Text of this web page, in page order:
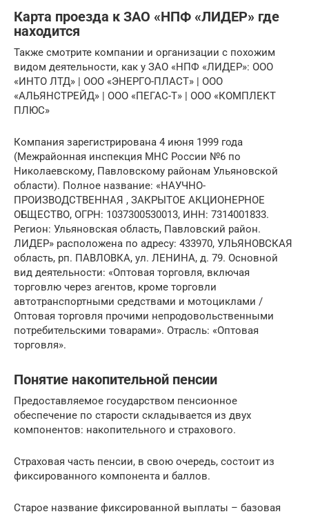
Карта проезда к ЗАО «НПФ «ЛИДЕР» где
находится
Также смотрите компании и организации с похожим
видом деятельности, как у ЗАО «НПФ «ЛИДЕР»: ООО
«ИНТО ЛТД» | ООО «ЭНЕРГО-ПЛАСТ» | ООО
«АЛЬЯНСТРЕЙД» | ООО «ПЕГАС-Т» | ООО «КОМПЛЕКТ
ПЛЮС»
Компания зарегистрирована 4 июня 1999 года
(Межрайонная инспекция МНС России №6 по
Николаевскому, Павловскому районам Ульяновской
области). Полное название: «НАУЧНО-
ПРОИЗВОДСТВЕННАЯ , ЗАКРЫТОЕ АКЦИОНЕРНОЕ
ОБЩЕСТВО, ОГРН: 1037300530013, ИНН: 7314001833.
Регион: Ульяновская область, Павловский район.
ЛИДЕР» расположена по адресу: 433970, УЛЬЯНОВСКАЯ
область, рп. ПАВЛОВКА, ул. ЛЕНИНА, д. 79. Основной
вид деятельности: «Оптовая торговля, включая
торговлю через агентов, кроме торговли
автотранспортными средствами и мотоциклами /
Оптовая торговля прочими непродовольственными
потребительскими товарами». Отрасль: «Оптовая
торговля».
Понятие накопительной пенсии
Предоставляемое государством пенсионное
обеспечение по старости складывается из двух
компонентов: накопительного и страхового.
Страховая часть пенсии, в свою очередь, состоит из
фиксированного компонента и баллов.
Старое название фиксированной выплаты – базовая